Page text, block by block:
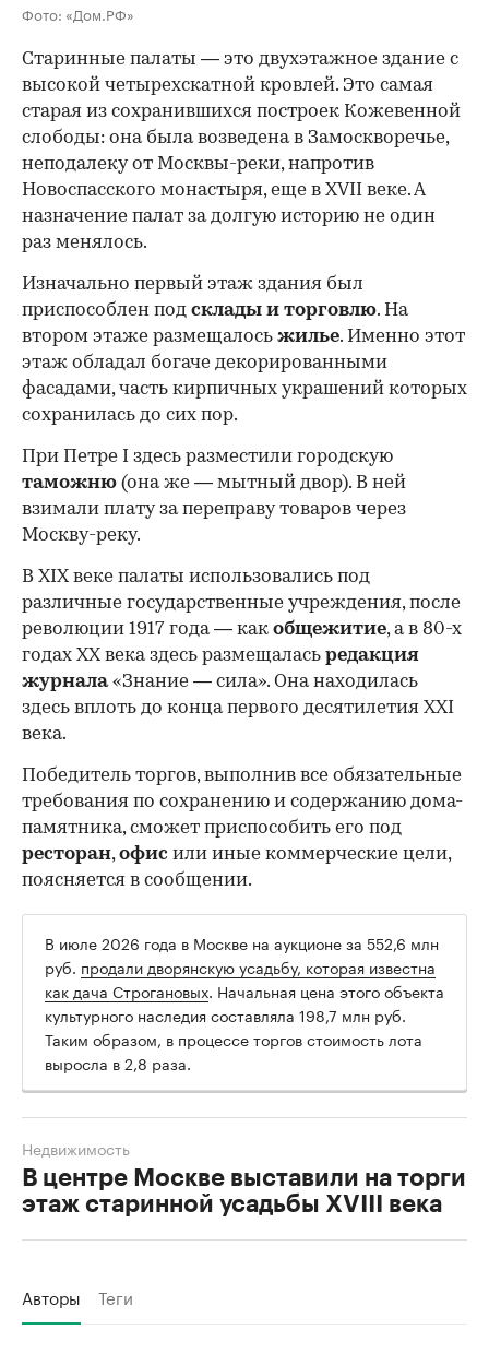
Фото: «Дом.РФ»
Старинные палаты — это двухэтажное здание с
высокой четырехскатной кровлей. Это самая
старая из сохранившихся построек Кожевенной
слободы: она была возведена в Замоскворечье,
неподалеку от Москвы-реки, напротив
Новоспасского монастыря, еще в XVII веке. А
назначение палат за долгую историю не один
раз менялось.
Изначально первый этаж здания был
приспособлен под склады и торговлю. На
втором этаже размещалось жилье. Именно этот
этаж обладал богаче декорированными
фасадами, часть кирпичных украшений которых
сохранилась до сих пор.
При Петре I здесь разместили городскую
таможню (она же — мытный двор). В ней
взимали плату за переправу товаров через
Москву-реку.
В XIX веке палаты использовались под
различные государственные учреждения, после
революции 1917 года — как общежитие, а в 80-х
годах XX века здесь размещалась редакция
журнала«Знание — сила». Она находилась
здесь вплоть до конца первого десятилетия XXI
века.
Победитель торгов, выполнив все обязательные
требования по сохранению и содержанию дома-
памятника, сможет приспособить его под
ресторан,офис или иные коммерческие цели,
поясняется в сообщении.
В июле 2026 года в Москве на аукционе за 552,6 млн
руб. продали дворянскую усадьбу, которая известна
как дача Строгановых. Начальная цена этого объекта
культурного наследия составляла 198,7 млн руб.
Таким образом, в процессе торгов стоимость лота
выросла в 2,8 раза.
В центре Москве выставили на торги
этаж старинной усадьбы XVIII века
Недвижимость
Авторы Теги